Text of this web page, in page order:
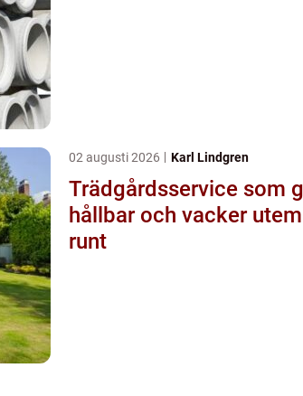
02 augusti 2026 Karl Lindgren
Trädgårdsservice som
hållbar och vacker
runt